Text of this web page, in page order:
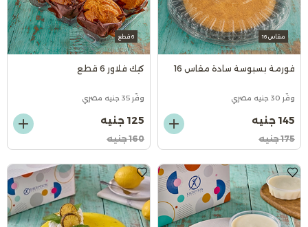
مقاس 16
فورمة بسبوسة سادة مقاس 16
وفّر 30 جنيه مصري
145 جنيه
175 جنيه
6 قطع
كيك فلاور 6 قطع
وفّر 35 جنيه مصري
125 جنيه
160 جنيه